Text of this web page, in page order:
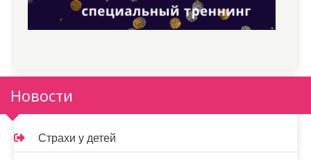
Новости
Страхи у детей